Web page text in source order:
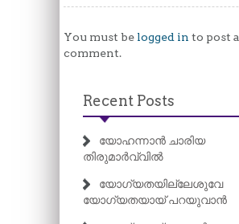
You must be logged in to post a
comment.
Recent Posts
യോഹന്നാൻ ചാരിയ
തിരുമാർവ്വിൽ
യോഗ്യതയില്ലേശുവേ
യോഗ്യതയായ് പറയുവാൻ